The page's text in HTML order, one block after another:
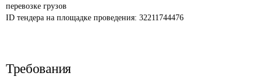
перевозке грузов
ID тендера на площадке проведения: 32211744476
Требования